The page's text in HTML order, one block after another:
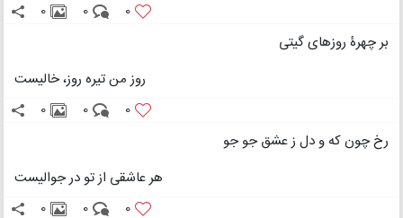
0
0
0
بر چهرۀ روزهای گیتی
روز من تیره روز، خالیست
0
0
0
رخ چون که و دل ز عشق جو جو
هر عاشقی از تو در جوالیست
0
0
0